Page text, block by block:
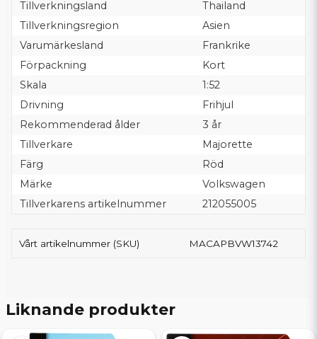
Tillverkningsland
Thailand
Tillverkningsregion
Asien
Varumärkesland
Frankrike
Förpackning
Kort
Skala
1:52
Drivning
Frihjul
Rekommenderad ålder
3 år
Tillverkare
Majorette
Färg
Röd
Märke
Volkswagen
Tillverkarens artikelnummer
212055005
Vårt artikelnummer (SKU) MACAPBVW13742
Liknande produkter